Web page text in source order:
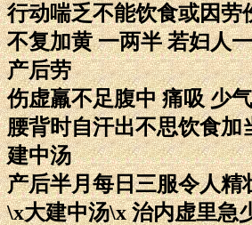
行动喘乏不能饮食或因劳
不复加黄 一两半 若妇人
产后劳
伤虚羸不足腹中 痛吸 少
腰背时自汗出不思饮食加
建中汤
产后半月每日三服令人精
\x大建中汤\x 治内虚里急